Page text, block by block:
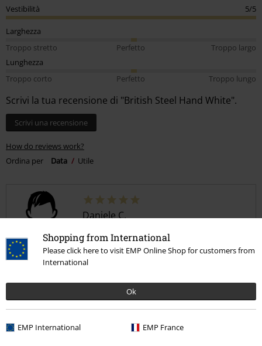
Shopping from International
Please click here to visit EMP Online Shop for customers from
International
Ok
EMP International EMP France
Vestibilità 5/5
Larghezza
Troppo stretto
Perfetto
Troppo largo
Lunghezza
Troppo corto
Perfetto Troppo lungo
Scrivi la tua recensione di "British Steel Hand White".
Scrivi una recensione
How do reviews work?
Ordina per
Data Utile
Daniele C.
Pubblicato in data: lunedì, 28 aprile 2025
Aaaah yesss
Perfetta